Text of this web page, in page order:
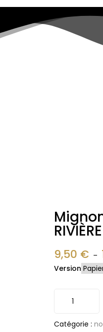
RIVIÈRE
9,50 € –
Version
Catégorie :